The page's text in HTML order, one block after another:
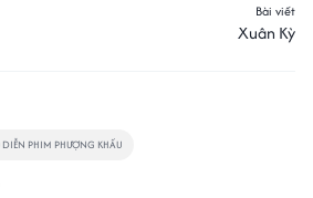
Bài viết
Xuân Kỳ
PHIM PHƯỢNG KHẤU